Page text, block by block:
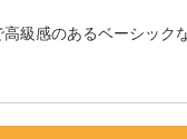
級感のあるベーシック